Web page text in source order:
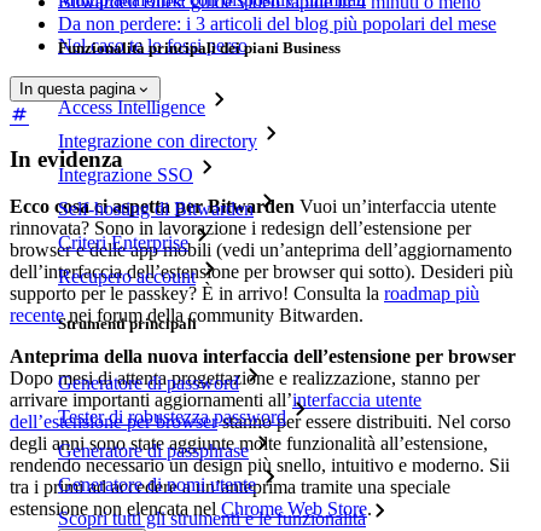
Funzionalità principali dei piani Business
Access Intelligence
Integrazione con directory
Integrazione SSO
Self-hosting di Bitwarden
Criteri Enterprise
Recupero account
Strumenti principali
Generatore di password
Tester di robustezza password
Generatore di passphrase
Generatore di nomi utente
Scopri tutti gli strumenti e le funzionalità
Da non perdere: i 3 articoli del blog più popolari del mese
Nel caso te lo fossi perso
In questa pagina
In evidenza
Ecco cosa ci aspetta per Bitwarden Vuoi un’interfaccia utente
rinnovata? Sono in lavorazione i redesign dell’estensione per
browser e delle app mobili (vedi un’anteprima dell’aggiornamento
dell’interfaccia dell’estensione per browser qui sotto). Desideri più
supporto per le passkey? È in arrivo! Consulta la roadmap più
recentenei forum della community Bitwarden.
Anteprima della nuova interfaccia dell’estensione per browser
Dopo mesi di attenta progettazione e realizzazione, stanno per
arrivare importanti aggiornamenti all’interfaccia utente
dell’estensione per browserstanno per essere distribuiti. Nel corso
degli anni sono state aggiunte molte funzionalità all’estensione,
rendendo necessario un design più snello, intuitivo e moderno. Sii
tra i primi ad accedere a un’anteprima tramite una speciale
estensione non elencata nel Chrome Web Store.